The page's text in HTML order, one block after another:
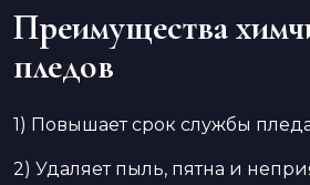
Преимущества
пледов
1) Повышает срок службы
2) Удаляет пыль, пятна и